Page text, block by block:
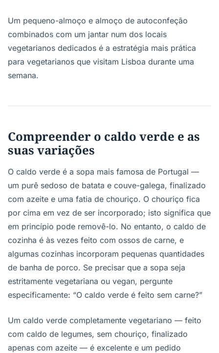
Um pequeno-almoço e almoço de autoconfeção
combinados com um jantar num dos locais
vegetarianos dedicados é a estratégia mais prática
para vegetarianos que visitam Lisboa durante uma
semana.
Compreender o caldo verde e as
suas variações
O caldo verde é a sopa mais famosa de Portugal —
um purê sedoso de batata e couve-galega, finalizado
com azeite e uma fatia de chouriço. O chouriço fica
por cima em vez de ser incorporado; isto significa que
em princípio pode removê-lo. No entanto, o caldo de
cozinha é às vezes feito com ossos de carne, e
algumas cozinhas incorporam pequenas quantidades
de banha de porco. Se precisar que a sopa seja
estritamente vegetariana ou vegan, pergunte
especificamente: “O caldo verde é feito sem carne?”
Um caldo verde completamente vegetariano — feito
com caldo de legumes, sem chouriço, finalizado
apenas com azeite — é excelente e um pedido